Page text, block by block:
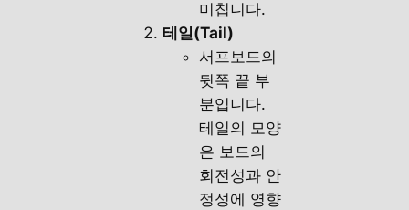
미칩니다.
테일(Tail)
서프보드의
뒷쪽 끝 부
분입니다.
테일의 모양
은 보드의
회전성과 안
정성에 영향